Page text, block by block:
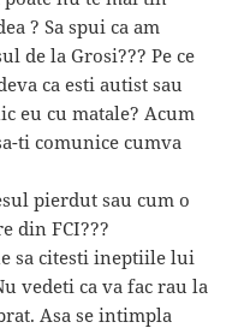
? Sa spui ca am
de la Grosi??? Pe ce
ca esti autist sau
eu cu matale? Acum
ti comunice cumva
pierdut sau cum o
din FCI???
sa citesti ineptiile lui
vedeti ca va fac rau la
Asa se intimpla